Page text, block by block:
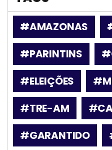
#AMAZONAS
#PARINTINS
#ELEIÇÕES
#TRE-AM
#GARANTIDO